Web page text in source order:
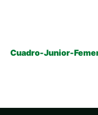
Cuadro-Junior-